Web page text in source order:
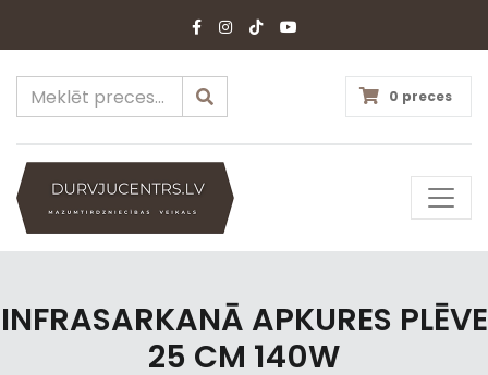
0 preces
INFRASARKANĀ APKURES PLĒVE
25 CM 140W